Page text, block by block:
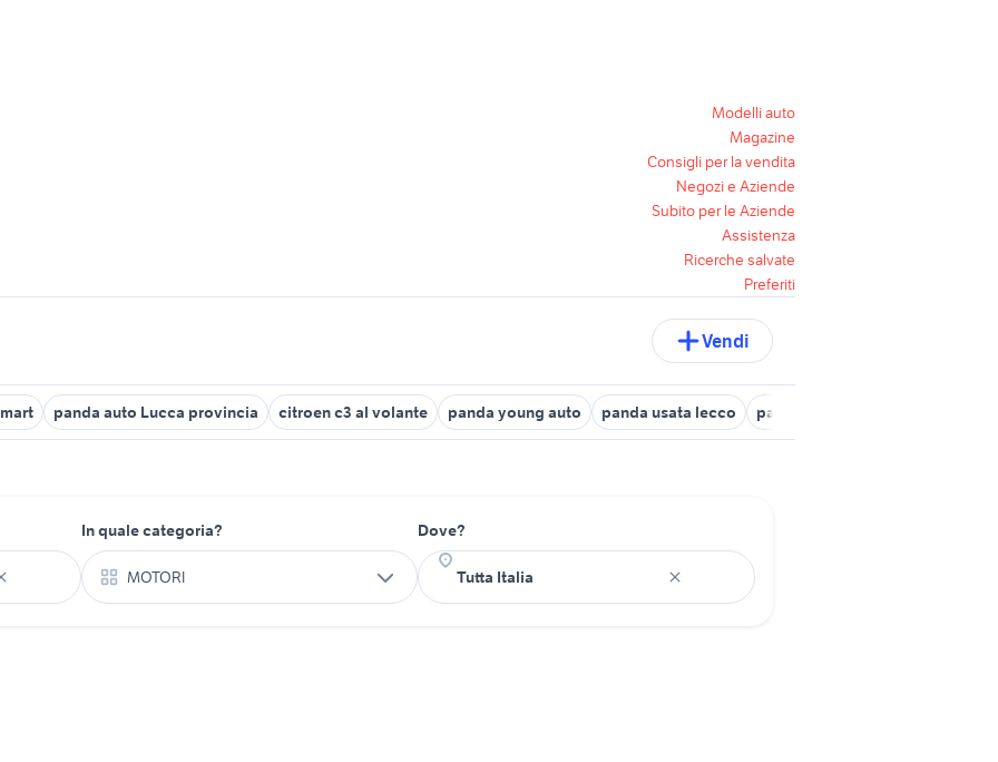
Modelli auto
Magazine
Consigli per la vendita
Negozi e Aziende
Subito per le Aziende
Assistenza
Ricerche salvate
Preferiti
Vendi
panda auto Lucca provincia citroen c3 al volante panda young auto panda usata lecco panda gpl napoli e provincia
In quale categoria?
MOTORI
Dove?